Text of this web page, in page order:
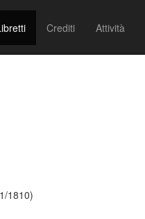
Crediti Attività
1810)